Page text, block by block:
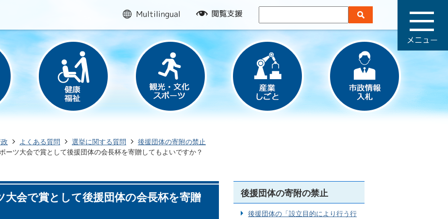
multilingual
閲
援
よくある質問 選挙に関する質問
後援団体の寄附の禁止
ーツ大会で賞として後援団体の会長杯を寄贈してもよいですか？
大会で賞として後援団体の会長杯を寄贈
後援団体の寄附の禁止
後援団体の「設立目的により行う行